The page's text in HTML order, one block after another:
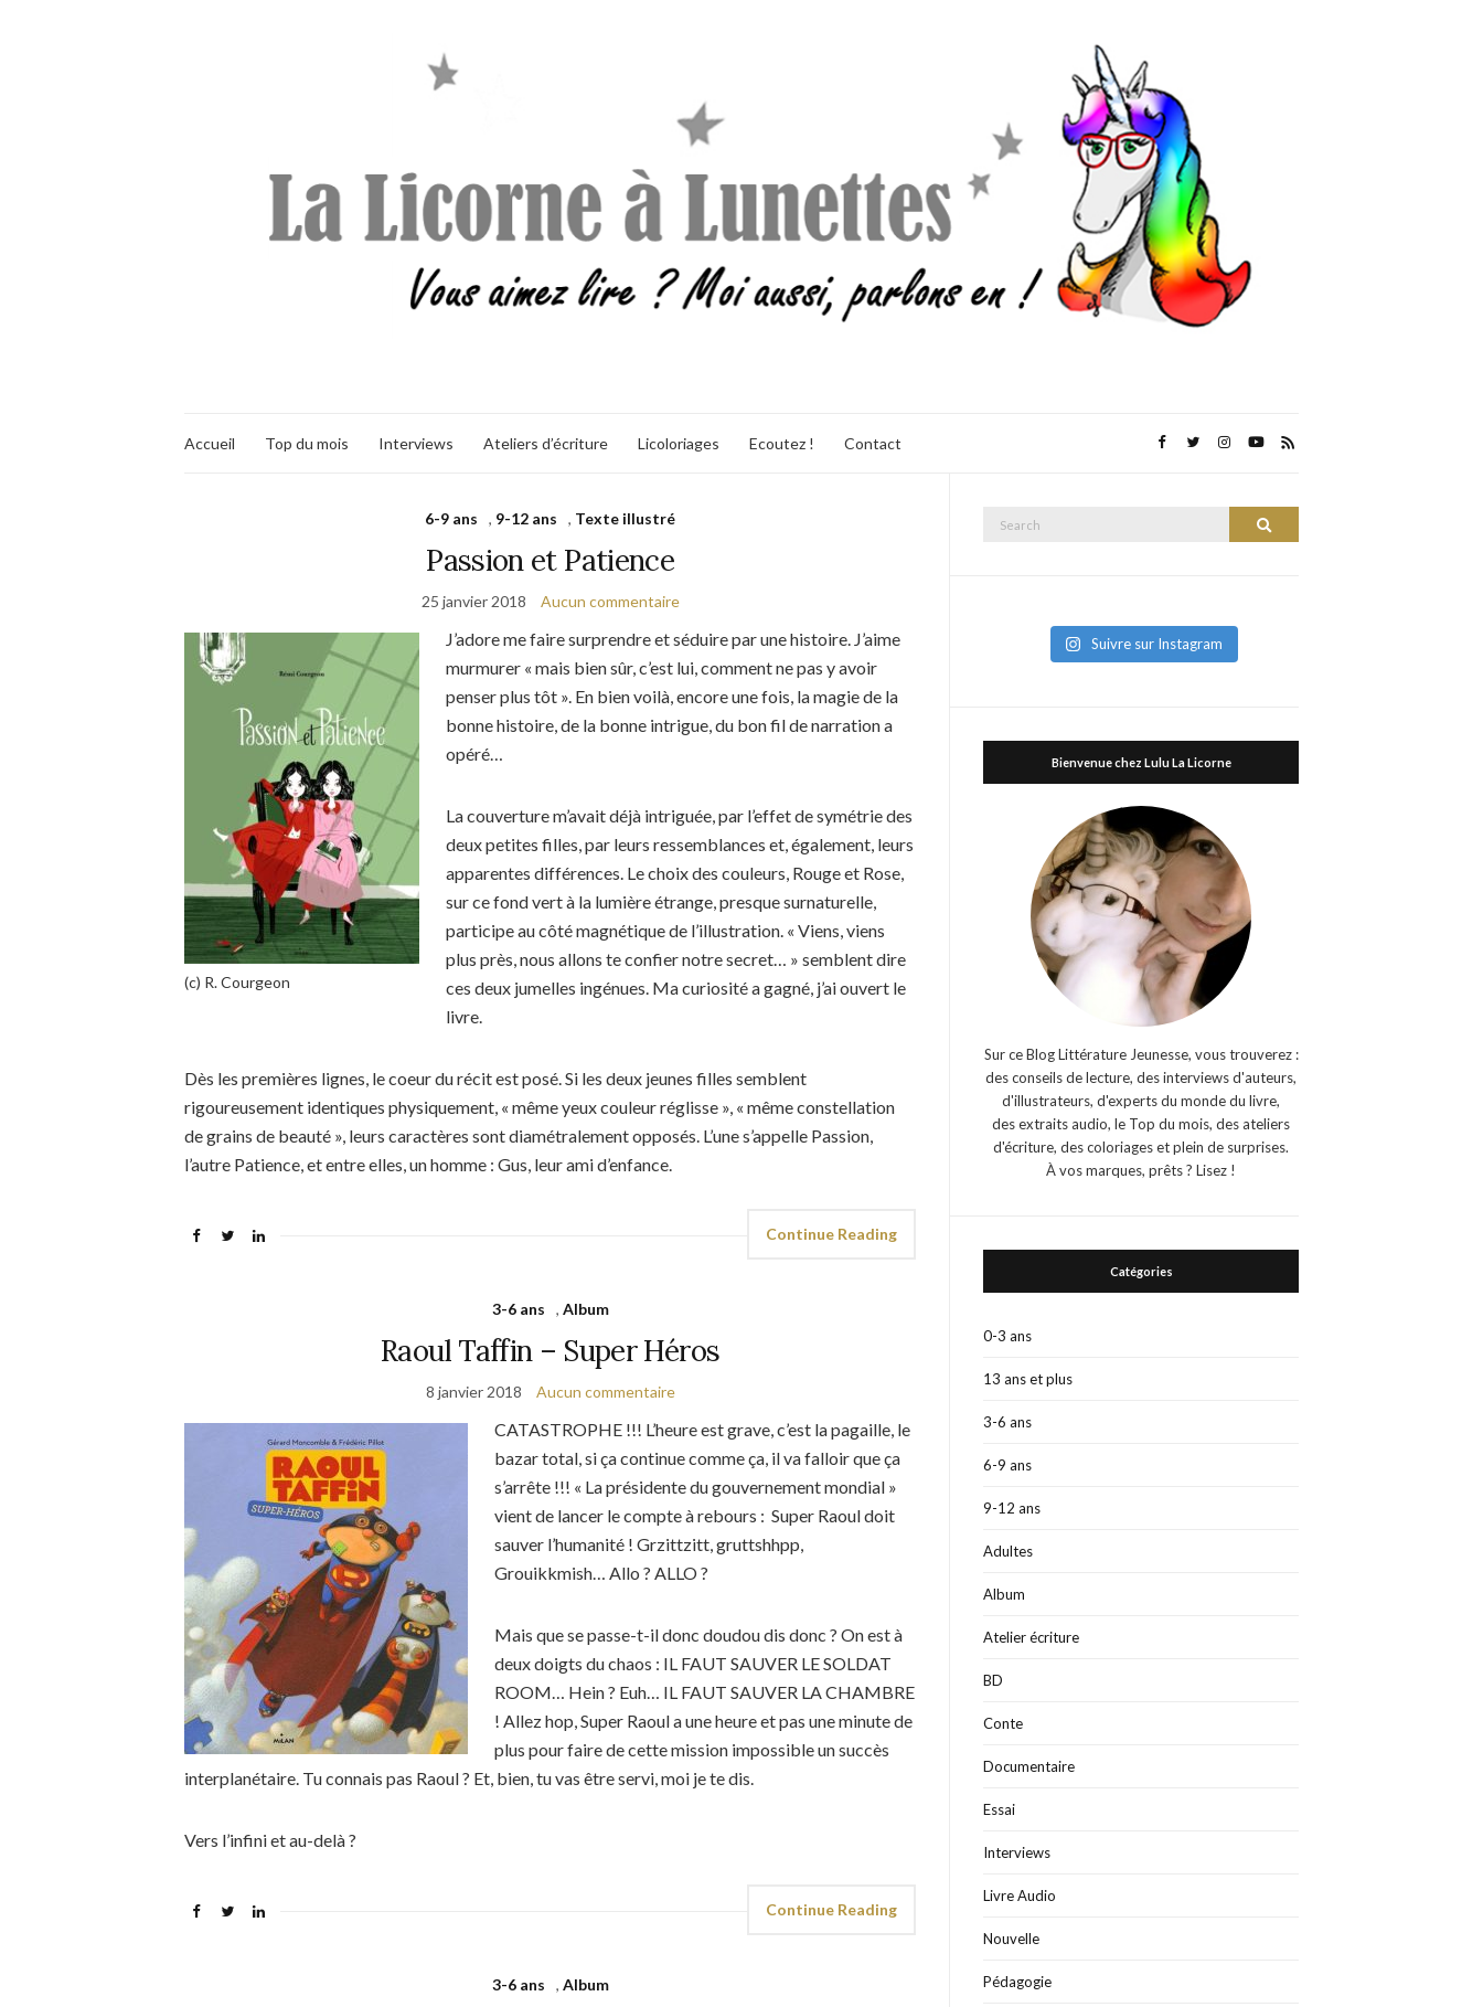
Accueil Top du mois Interviews Ateliers d’écriture Licoloriages Ecoutez ! Contact
6-9 ans , 9-12 ans , Texte illustré
Passion et Patience
25 janvier 2018 Aucun commentaire
(c) R. Courgeon
J’adore me faire surprendre et séduire par une histoire. J’aime
murmurer « mais bien sûr, c’est lui, comment ne pas y avoir
penser plus tôt ». En bien voilà, encore une fois, la magie de la
bonne histoire, de la bonne intrigue, du bon fil de narration a
opéré…
La couverture m’avait déjà intriguée, par l’effet de symétrie des
deux petites filles, par leurs ressemblances et,également, leurs
apparentes différences. Le choix des couleurs, Rouge et Rose,
sur ce fond vert à la lumière étrange, presque surnaturelle,
participe au côté magnétique de l’illustration. « Viens, viens
plus près, nous allons te confier notre secret… » semblent dire
ces deux jumelles ingénues. Ma curiosité a gagné, j’ai ouvert le
livre.
Dès les premières lignes, le coeur du récit est posé. Si les deux jeunes filles semblent
rigoureusement identiques physiquement, « même yeux couleur réglisse », « même constellation
de grains de beauté », leurs caractères sont diamétralement opposés. L’une s’appelle Passion,
l’autre Patience, et entre elles, un homme : Gus, leur ami d’enfance.
Continue Reading
3-6 ans , Album
Raoul Taffin – Super Héros
8 janvier 2018 Aucun commentaire
CATASTROPHE !!! L’heure est grave, c’est la pagaille, le
bazar total, si ça continue comme ça, il va falloir que ça
s’arrête !!! « La présidente du gouvernement mondial »
vient de lancer le compte à rebours : Super Raoul doit
sauver l’humanité ! Grzittzitt, gruttshhpp,
Grouikkmish… Allo ? ALLO ?
Mais que se passe-t-il donc doudou dis donc ? On est à
deux doigts du chaos : IL FAUT SAUVER LE SOLDAT
ROOM… Hein ? Euh… IL FAUT SAUVER LA CHAMBRE
! Allez hop, Super Raoul a une heure et pas une minute de
plus pour faire de cette mission impossible un succès
interplanétaire. Tu connais pas Raoul ? Et, bien, tu vas être servi, moi je te dis.
Vers l’infini et au-delà ?
Continue Reading
3-6 ans , Album
Search
Suivre sur Instagram
Bienvenue chez Lulu La Licorne
Sur ce Blog Littérature Jeunesse, vous trouverez :
des conseils de lecture, des interviews d'auteurs,
d'illustrateurs, d'experts du monde du livre,
des extraits audio, le Top du mois, des ateliers
d'écriture, des coloriages et plein de surprises.
À vos marques, prêts ? Lisez !
Catégories
0-3 ans
13 ans et plus
3-6 ans
6-9 ans
9-12 ans
Adultes
Album
Atelier écriture
BD
Conte
Documentaire
Essai
Interviews
Livre Audio
Nouvelle
Pédagogie